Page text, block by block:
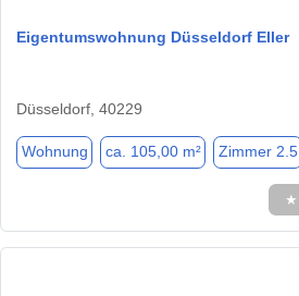
Eigentumswohnung Düsseldorf Eller
Düsseldorf, 40229
Wohnung ca. 105,00 m² Zimmer 2.5
★